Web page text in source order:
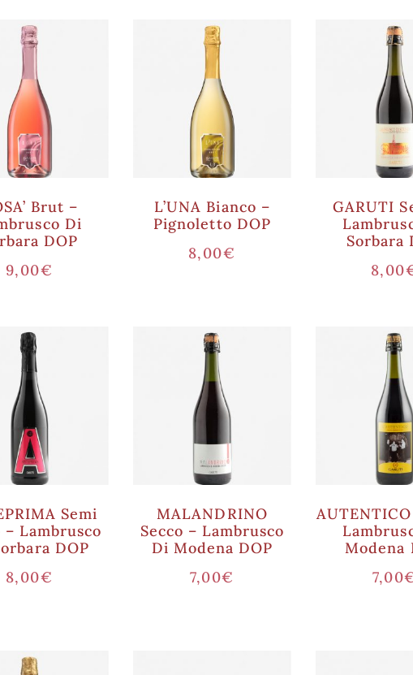
Brut –
Di
DOP
9,00€
L’UNA Bianco –
Pignoletto DOP
8,00€
GARUTI
Sorbara
8,00
Semi
– Lambrusco
DOP
8,00€
MALANDRINO
Secco – Lambrusco
Di Modena DOP
7,00€
Modena
7,00